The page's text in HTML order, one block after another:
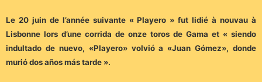
Le 20 juin de l’année suivante « Playero » fut lidié à nouvau à
Lisbonne lors d’une corrida de onze toros de Gama et « siendo
indultado de nuevo, «Playero» volvió a «Juan Gómez», donde
murió dos años más tarde ».